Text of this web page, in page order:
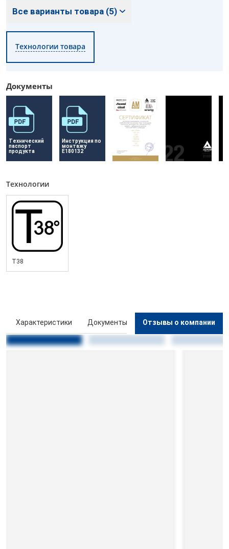
Все варианты товара (5)
Технологии товара
Документы
Технический
паспорт
продукта
Инструкция по
монтажу
E180132
Технологии
T38
Характеристики Документы Отзывы о компании